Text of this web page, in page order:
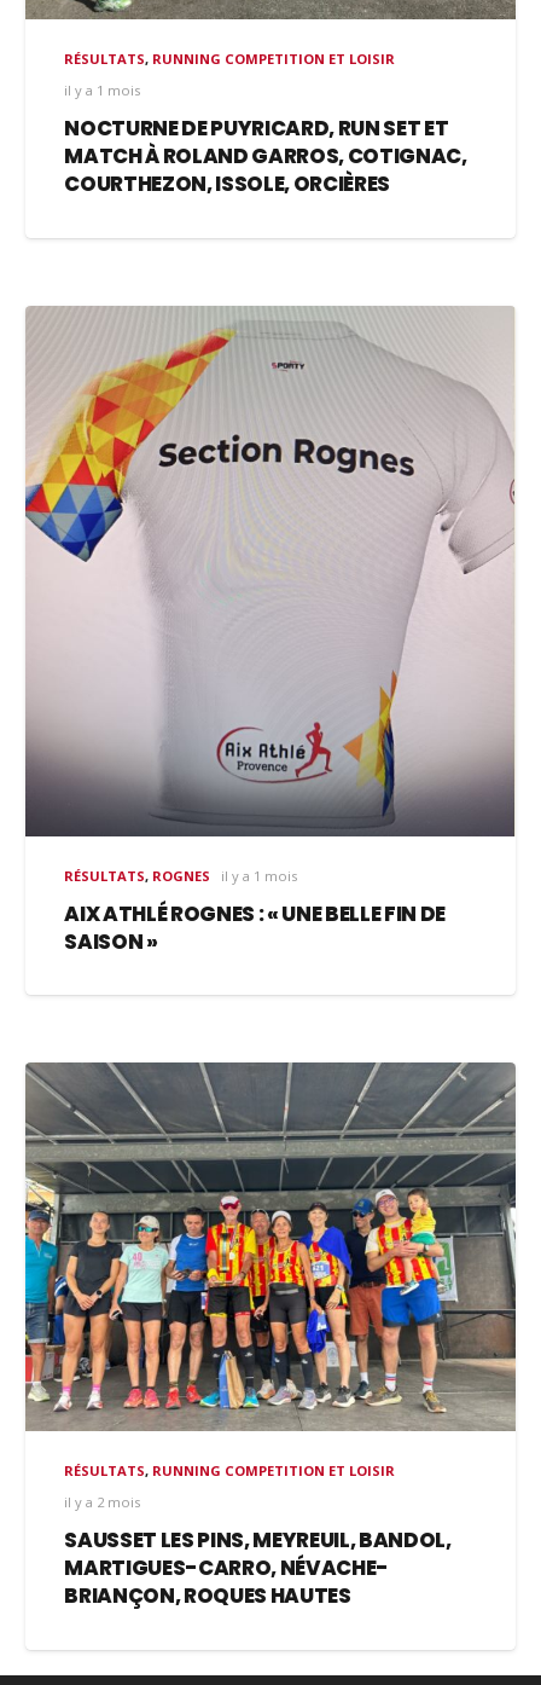
RÉSULTATS, RUNNING COMPETITION ET LOISIR
il y a 1 mois
NOCTURNE DE PUYRICARD, RUN SET ET
MATCH À ROLAND GARROS, COTIGNAC,
COURTHEZON, ISSOLE, ORCIÈRES
RÉSULTATS, ROGNES il y a 1 mois
AIX ATHLÉ ROGNES : « UNE BELLE FIN DE
SAISON »
RÉSULTATS, RUNNING COMPETITION ET LOISIR
il y a 2 mois
SAUSSET LES PINS, MEYREUIL, BANDOL,
MARTIGUES-CARRO, NÉVACHE-
BRIANÇON, ROQUES HAUTES